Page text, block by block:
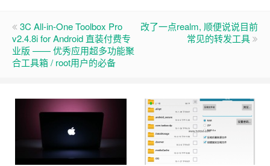
3C All-in-One Toolbox Pro
v2.4.8i for Android 直装付费专
业版 —— 优秀应用超多功能聚
合工具箱 / root用户的必备
改了一点realm, 顺便说说目前
常见的转发工具